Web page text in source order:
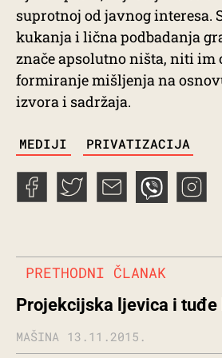
suprotnoj od javnog interesa.
kukanja i lična podbadanja
znače apsolutno ništa, niti im
formiranje mišljenja na
izvora i sadržaja.
MEDIJI PRIVATIZACIJA
PRETHODNI ČLANAK
Projekcijska ljevica i tuđe
MAŠINA 13.11.2015.